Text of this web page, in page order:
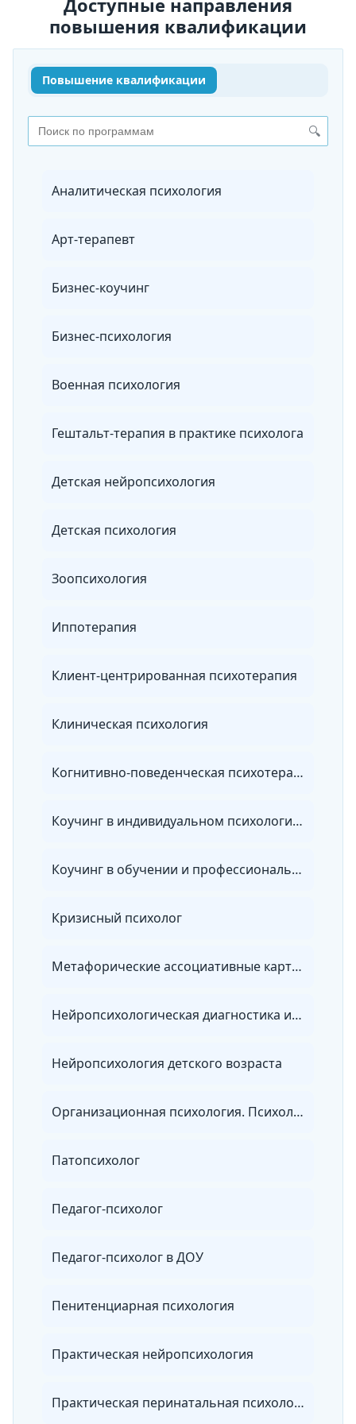
Доступные направления
повышения квалификации
Повышение квалификации
🔍
Аналитическая психология
Арт-терапевт
Бизнес-коучинг
Бизнес-психология
Военная психология
Гештальт-терапия в практике психолога
Детская нейропсихология
Детская психология
Зоопсихология
Иппотерапия
Клиент-центрированная психотерапия
Клиническая психология
Когнитивно-поведенческая психотерапия
Коучинг в индивидуальном психологическом консультировании
Коучинг в обучении и профессиональном развитии персонала
Кризисный психолог
Метафорические ассоциативные карты в практике работы психолога
Нейропсихологическая диагностика и коррекция в детском возрасте
Нейропсихология детского возраста
Организационная психология. Психология менеджмента
Патопсихолог
Педагог-психолог
Педагог-психолог в ДОУ
Пенитенциарная психология
Практическая нейропсихология
Практическая перинатальная психология